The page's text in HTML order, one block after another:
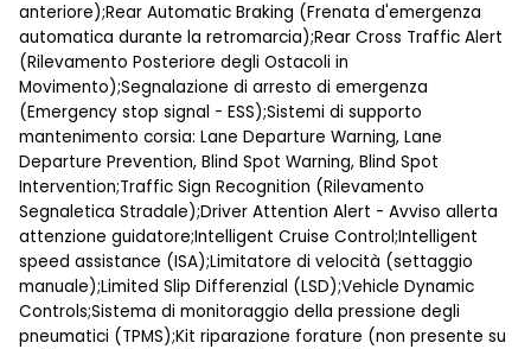
anteriore);Rear Automatic Braking (Frenata d'emergenza
automatica durante la retromarcia);Rear Cross Traffic Alert
(Rilevamento Posteriore degli Ostacoli in
Movimento);Segnalazione di arresto di emergenza
(Emergency stop signal - ESS);Sistemi di supporto
mantenimento corsia: Lane Departure Warning, Lane
Departure Prevention, Blind Spot Warning, Blind Spot
Intervention;Traffic Sign Recognition (Rilevamento
Segnaletica Stradale);Driver Attention Alert - Avviso allerta
attenzione guidatore;Intelligent Cruise Control;Intelligent
speed assistance (ISA);Limitatore di velocità (settaggio
manuale);Limited Slip Differenzial (LSD);Vehicle Dynamic
Controls;Sistema di monitoraggio della pressione degli
pneumatici (TPMS);Kit riparazione forature (non presente su